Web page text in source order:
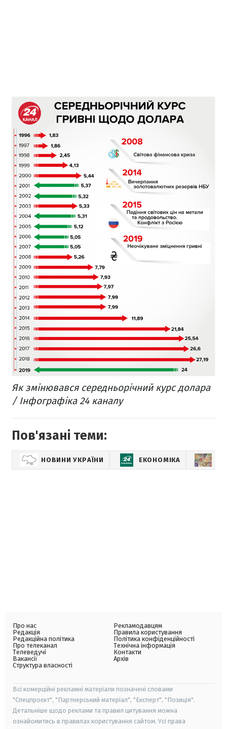
Як змінювався середньорічний курс долара
/ Інфографіка 24 каналу
Пов'язані теми:
НОВИНИ УКРАЇНИ ЕКОНОМІКА
Про нас
Редакція
Редакційна політика
Про телеканал
Телеведучі
Вакансії
Структура власності
Рекламодавцям
Правила користування
Політика конфіденційності
Технічна інформація
Контакти
Архів
Всі комерційні рекламні матеріали позначені словами
"Спецпроєкт", "Партнерський матеріал", "Експерт", "Позиція".
Детальніше щодо реклами та правил цитування можна
ознайомитись в правилах користування сайтом. Усі права